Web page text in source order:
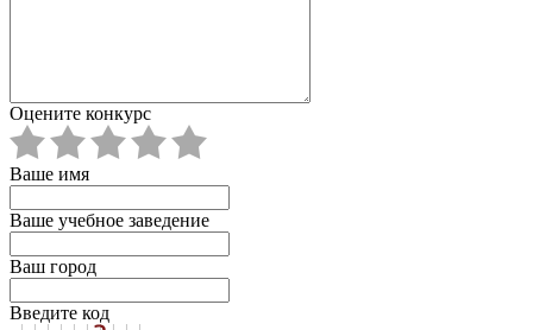
Оцените конкурс
Ваше имя
Ваше учебное заведение
Ваш город
Введите код